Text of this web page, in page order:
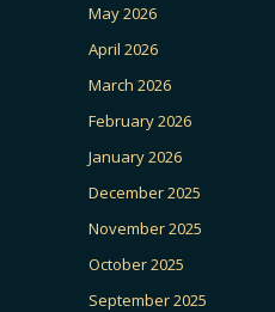
May 2026
April 2026
March 2026
February 2026
January 2026
December 2025
November 2025
October 2025
September 2025